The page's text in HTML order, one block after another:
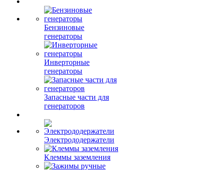
Бензиновые
генераторы
Инверторные
генераторы
Запасные части для
генераторов
Электрододержатели
Клеммы заземления